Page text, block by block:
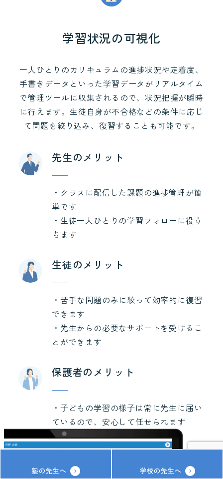
学習状況の可視化
一人ひとりのカリキュラムの進捗状況や定着度、
手書きデータといった学習データがリアルタイム
で管理ツールに収集されるので、状況把握が瞬時
に行えます。生徒自身が不合格などの条件に応じ
て問題を絞り込み、復習することも可能です。
先生のメリット
・クラスに配信した課題の進捗管理が簡
単です
・生徒一人ひとりの学習フォローに役立
ちます
生徒のメリット
・苦手な問題のみに絞って効率的に復習
できます
・先生からの必要なサポートを受けるこ
とができます
保護者のメリット
・子どもの学習の様子は常に先生に届い
ているので、安心して任せられます
塾の先生へ 学校の先生へ